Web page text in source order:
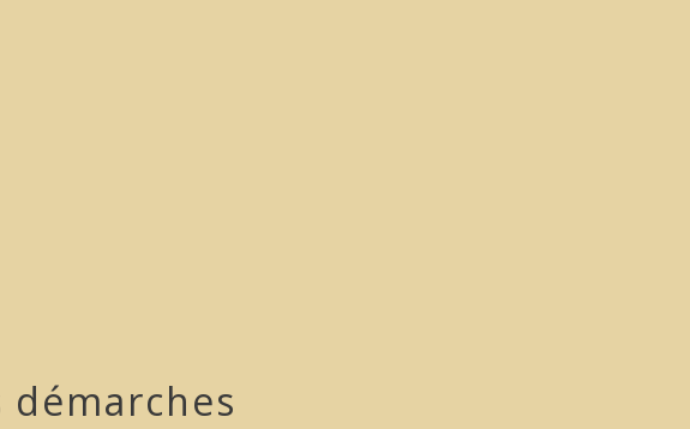
démarches